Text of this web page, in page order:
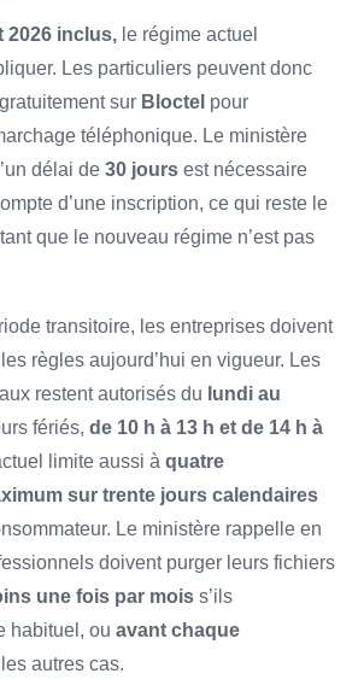
2026 inclus, le régime actuel
Les particuliers peuvent donc
sur Bloctel pour
téléphonique. Le ministère
délai de 30 jours est nécessaire
d’une inscription, ce qui reste le
que le nouveau régime n’est pas
transitoire, les entreprises doivent
règles aujourd’hui en vigueur. Les
restent autorisés du lundi au
fériés, de 10 h à 13 h et de 14 h à
limite aussi à quatre
sur trente jours calendaires
Le ministère rappelle en
doivent purger leurs fichiers
une fois par mois s’ils
habituel, ou avant chaque
autres cas.